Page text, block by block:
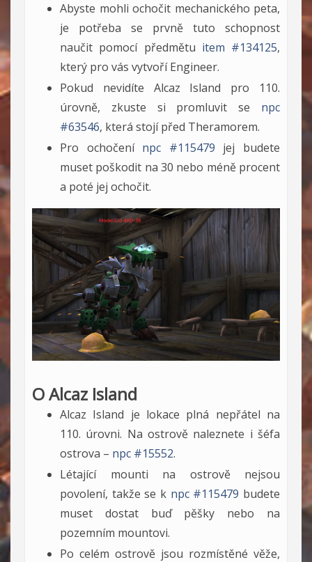
Abyste mohli ochočit mechanického peta,
je potřeba se prvně tuto schopnost
naučit pomocí předmětu item #134125,
který pro vás vytvoří Engineer.
Pokud nevidíte Alcaz Island pro 110.
úrovně, zkuste si promluvit se npc
#63546, která stojí před Theramorem.
Pro ochočení npc #115479 jej budete
muset poškodit na 30 nebo méně procent
a poté jej ochočit.
O Alcaz Island
Alcaz Island je lokace plná nepřátel na
110. úrovni. Na ostrově naleznete i šéfa
ostrova – npc #15552.
Létající mounti na ostrově nejsou
povolení, takže se k npc #115479 budete
muset dostat buď pěšky nebo na
pozemním mountovi.
Po celém ostrově jsou rozmístěné věže,